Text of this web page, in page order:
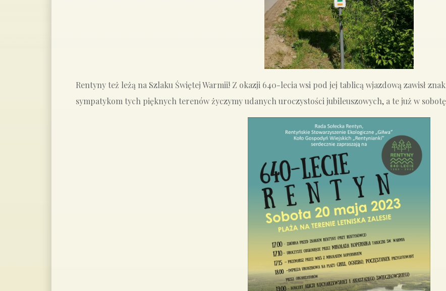
Rentyny też leżą na Szlaku Świętej Warmii! Z okazji 640-lecia wsi pod jej tablicą wjazdową zawisł
sympatykom tych pięknych terenów życzymy udanych uroczystości jubileuszowych, a te już w